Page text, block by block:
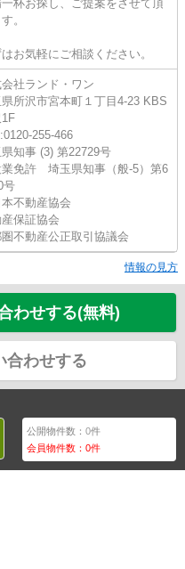
一杯お探し、ご提案をさせて頂
。
はお気軽にご相談ください。
社ランド・ワン
所沢市宮本町１丁目4-23 KBS
255-466
知事 (3) 第22729号
業免許 埼玉県知事（般-5）第6
号
不動産協会
保証協会
不動産公正取引協議会
情報の見方
わせする(無料)
合わせする
公開物件数：0件
会員物件数：0件